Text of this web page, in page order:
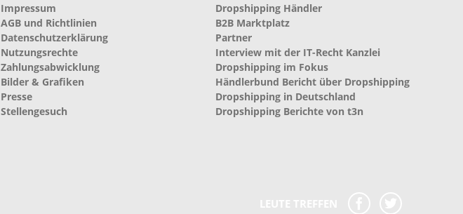
Impressum
AGB und Richtlinien
Datenschutzerklärung
Nutzungsrechte
Zahlungsabwicklung
Bilder & Grafiken
Presse
Stellengesuch
Dropshipping Händler
B2B Marktplatz
Partner
Interview mit der IT-Recht Kanzlei
Dropshipping im Fokus
Händlerbund Bericht über Dropshipping
Dropshipping in Deutschland
Dropshipping Berichte von t3n